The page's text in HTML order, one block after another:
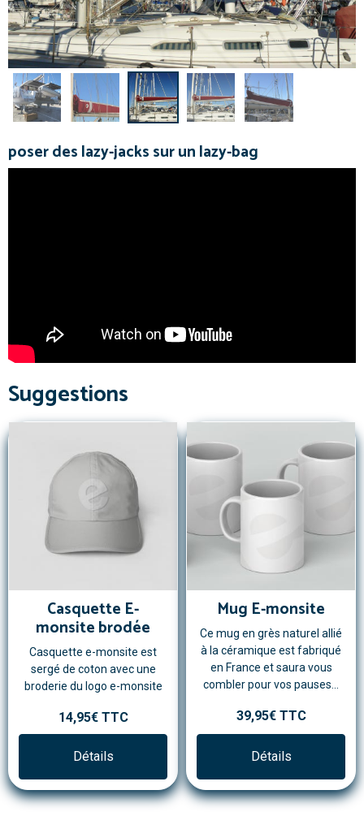
poser des lazy-jacks sur un lazy-bag
Suggestions
Casquette E-
monsite brodée
Casquette e-monsite est
sergé de coton avec une
broderie du logo e-monsite
14,95€ TTC
Détails
Mug E-monsite
Ce mug en grès naturel allié
à la céramique est fabriqué
en France et saura vous
combler pour vos pauses...
39,95€ TTC
Détails